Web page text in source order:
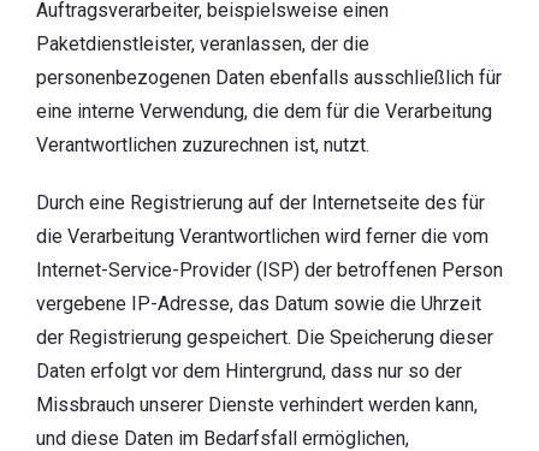
Auftragsverarbeiter, beispielsweise einen
Paketdienstleister, veranlassen, der die
personenbezogenen Daten ebenfalls ausschließlich für
eine interne Verwendung, die dem für die Verarbeitung
Verantwortlichen zuzurechnen ist, nutzt.
Durch eine Registrierung auf der Internetseite des für
die Verarbeitung Verantwortlichen wird ferner die vom
Internet-Service-Provider (ISP) der betroffenen Person
vergebene IP-Adresse, das Datum sowie die Uhrzeit
der Registrierung gespeichert. Die Speicherung dieser
Daten erfolgt vor dem Hintergrund, dass nur so der
Missbrauch unserer Dienste verhindert werden kann,
und diese Daten im Bedarfsfall ermöglichen,